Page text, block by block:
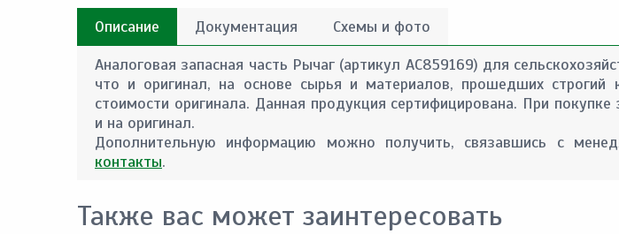
Описание Документация
Схемы и фото
Аналоговая запасная часть Рычаг (артикул AC859169) для
что и оригинал, на основе сырья и материалов, прошедших
стоимости оригинала. Данная продукция сертифицирована. При
и на оригинал.
Дополнительную информацию можно получить, связавшись с
контакты.
Также вас может заинтересовать